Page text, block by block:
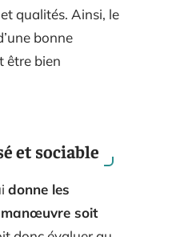
qualités. Ainsi, le
bonne
être bien
et sociable
donne les
soit